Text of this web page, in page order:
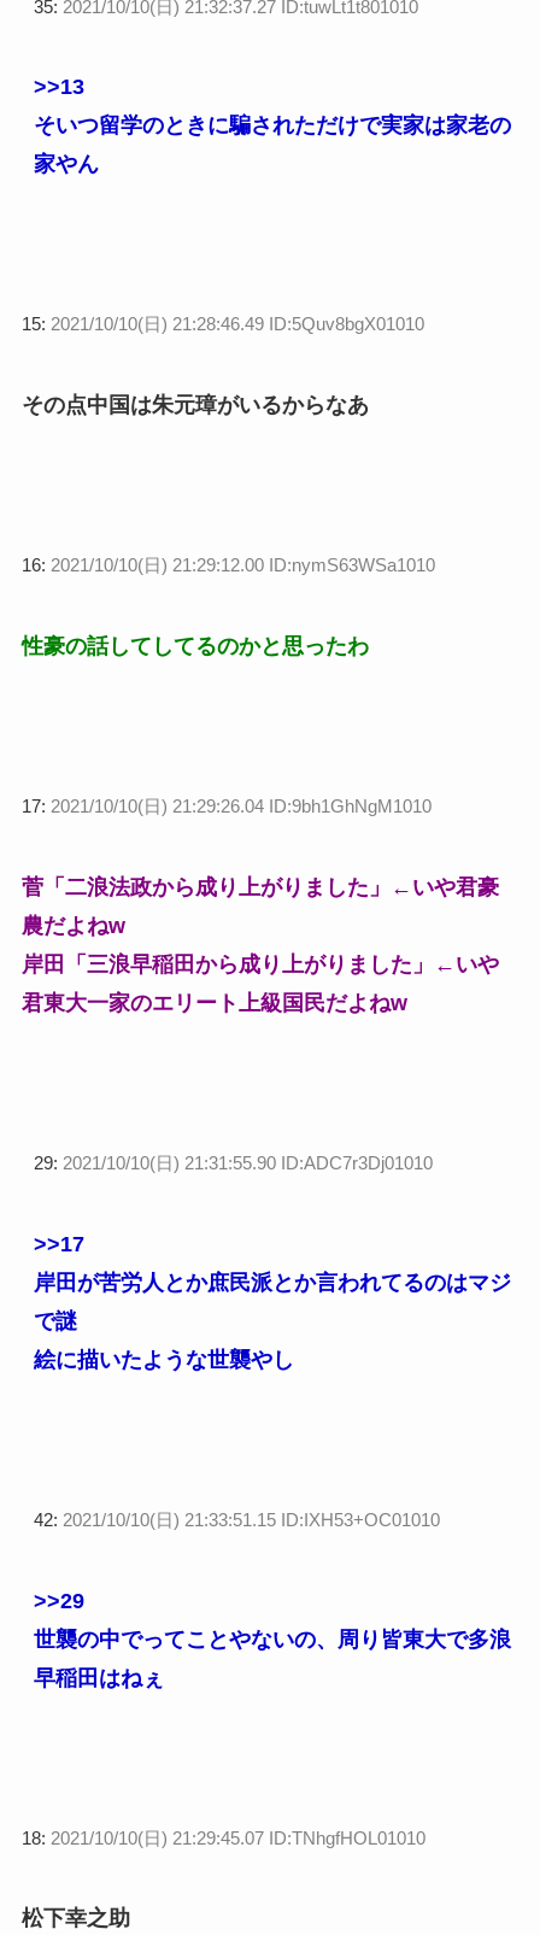
35: 2021/10/10(日) 21:32:37.27 ID:tuwLt1t801010
>>13
そいつ留学のときに騙されただけで実家は家老の
家やん
15: 2021/10/10(日) 21:28:46.49 ID:5Quv8bgX01010
その点中国は朱元璋がいるからなあ
16: 2021/10/10(日) 21:29:12.00 ID:nymS63WSa1010
性豪の話してしてるのかと思ったわ
17: 2021/10/10(日) 21:29:26.04 ID:9bh1GhNgM1010
菅「二浪法政から成り上がりました」←いや君豪
農だよねw
岸田「三浪早稲田から成り上がりました」←いや
君東大一家のエリート上級国民だよねw
29: 2021/10/10(日) 21:31:55.90 ID:ADC7r3Dj01010
>>17
岸田が苦労人とか庶民派とか言われてるのはマジ
で謎
絵に描いたような世襲やし
42: 2021/10/10(日) 21:33:51.15 ID:IXH53+OC01010
>>29
世襲の中でってことやないの、周り皆東大で多浪
早稲田はねぇ
18: 2021/10/10(日) 21:29:45.07 ID:TNhgfHOL01010
松下幸之助